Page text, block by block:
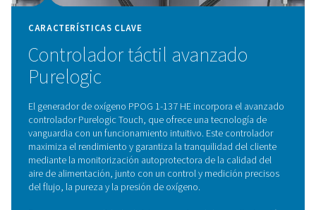
CARACTERÍSTICAS CLAVE
Tecnología ZMS altamente
eficiente
Los tamices moleculares de zeolita (ZMS) de alta
generador de oxígeno PPOG 1-137 HE optimizan la
nitrógeno, reduciendo el consumo de energía y los
operativos. Esta eficiencia energética garantiza una
de oxígeno con un mínimo de residuos.